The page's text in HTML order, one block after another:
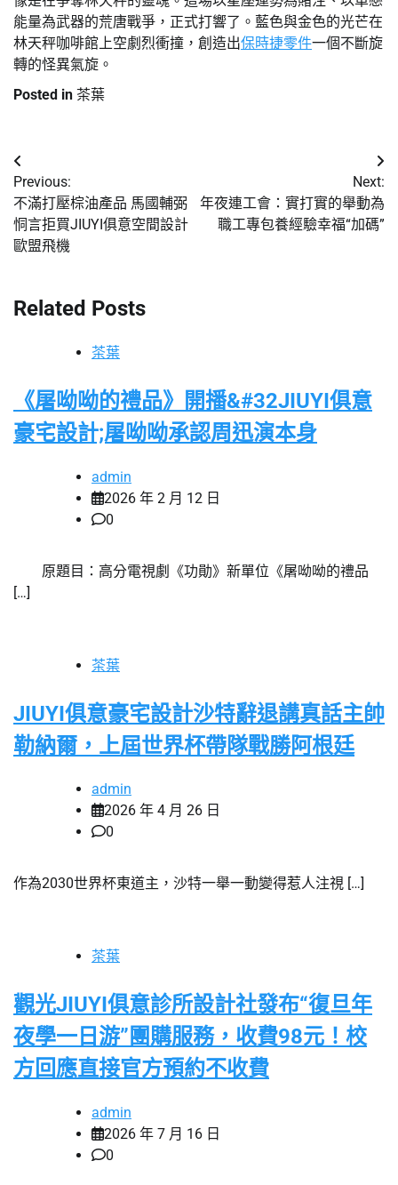
能量為武器的荒唐戰爭，正式打響了。藍色與金色的光芒在
林天秤咖啡館上空劇烈衝撞，創造出保時捷零件一個不斷旋
轉的怪異氣旋。
Posted in 茶葉
文
章
導
覽
Previous:
不滿打壓棕油產品 馬國輔弼
恫言拒買JIUYI俱意空間設計
歐盟飛機
Next:
年夜連工會：實打實的舉動為
職工專包養經驗幸福“加碼”
Related Posts
茶葉
《屠呦呦的禮品》開播&#32JIUYI俱意
豪宅設計;屠呦呦承認周迅演本身
admin
2026 年 2 月 12 日
0
原題目：高分電視劇《功勛》新單位《屠呦呦的禮品
[…]
茶葉
JIUYI俱意豪宅設計沙特辭退講真話主帥
勒納爾，上屆世界杯帶隊戰勝阿根廷
admin
2026 年 4 月 26 日
0
作為2030世界杯東道主，沙特一舉一動變得惹人注視 […]
茶葉
觀光JIUYI俱意診所設計社發布“復旦年
夜學一日游”團購服務，收費98元！校
方回應直接官方預約不收費
admin
2026 年 7 月 16 日
0